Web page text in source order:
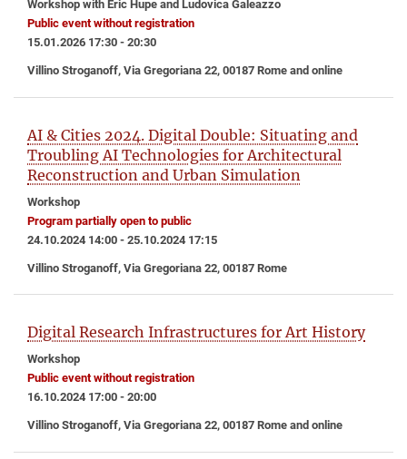
Workshop with Eric Hupe and Ludovica Galeazzo
Public event without registration
15.01.2026 17:30 - 20:30
Villino Stroganoff, Via Gregoriana 22, 00187 Rome and online
AI & Cities 2024. Digital Double: Situating and
Troubling AI Technologies for Architectural
Reconstruction and Urban Simulation
Workshop
Program partially open to public
24.10.2024 14:00 - 25.10.2024 17:15
Villino Stroganoff, Via Gregoriana 22, 00187 Rome
Digital Research Infrastructures for Art History
Workshop
Public event without registration
16.10.2024 17:00 - 20:00
Villino Stroganoff, Via Gregoriana 22, 00187 Rome and online